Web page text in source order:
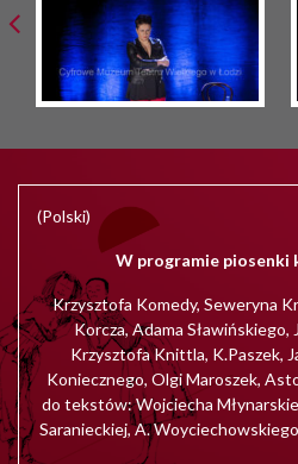
(Polski)
W programie piosenki
Krzysztofa Komedy, Seweryna
Korcza, Adama Sławińskiego,
Krzysztofa Knittla, K.Paszek,
Koniecznego, Olgi Maroszek,
do tekstów: Wojciecha
Saranieckiej, A.